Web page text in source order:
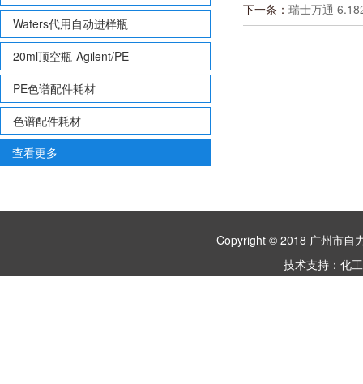
Waters代用自动进样瓶
20ml顶空瓶-Agilent/PE
PE色谱配件耗材
色谱配件耗材
查看更多
下一条： 瑞士万通
Copyright © 2018 广州市
技术支持： 化